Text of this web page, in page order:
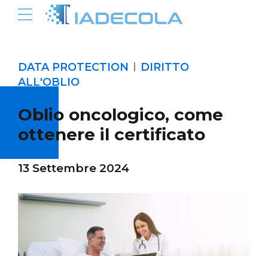
DATA PROTECTION
DIRITTO
ALL'OBLIO
Oblio oncologico, come
ottenere il certificato
13 Settembre 2024